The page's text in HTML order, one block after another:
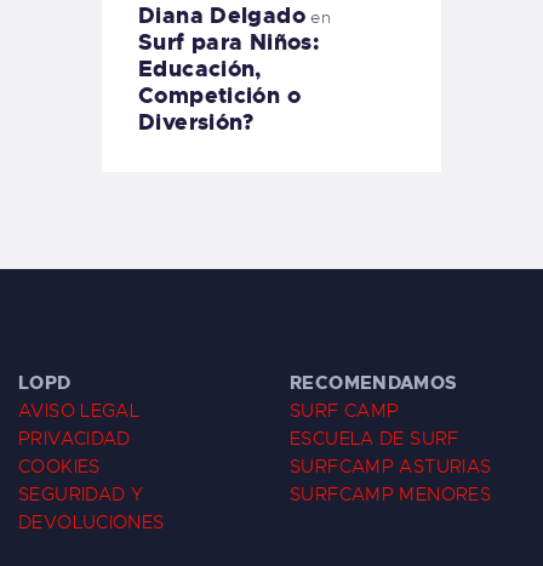
Diana Delgadoen
Surf para Niños:
Educación,
Competición o
Diversión?
LOPD
AVISO LEGAL
PRIVACIDAD
COOKIES
SEGURIDAD Y
DEVOLUCIONES
RECOMENDAMOS
SURF CAMP
ESCUELA DE SURF
SURFCAMP ASTURIAS
SURFCAMP MENORES